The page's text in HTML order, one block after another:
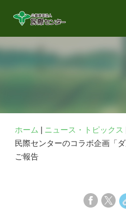
お問い合わせ
ホーム ニュース・トピックス
民際センターのコラボ企画「
ご報告